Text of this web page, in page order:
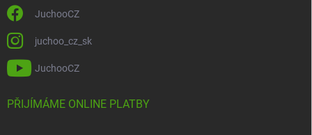
JuchooCZ
juchoo_cz_sk
JuchooCZ
PŘIJÍMÁME ONLINE PLATBY